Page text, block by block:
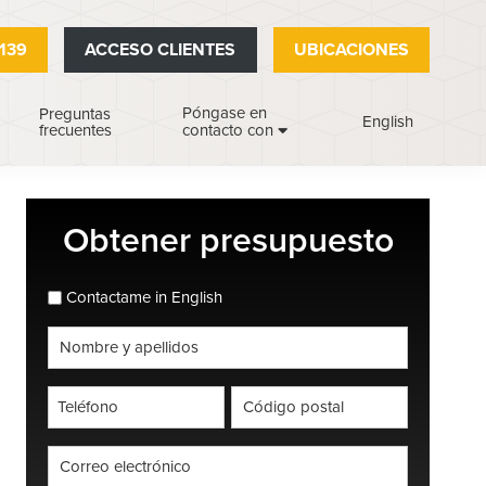
ACCESO CLIENTES UBICACIONES
Preguntas
frecuentes
Póngase en
contacto con
English
Barra
lateral
principal
Obtener presupuesto
Contactame in English
completo
*
*
Código
postal
*